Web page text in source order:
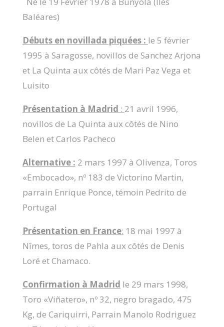
Baléares)
Débuts en novillada piquées : le 5 février
1995 à Saragosse, novillos de Sanchez Arjona
et La Quinta aux côtés de Mari Paz Vega et
Luisito
Présentation à Madrid : 21 avril 1996,
novillos de La Quinta aux côtés de Nino
Belen et Carlos Pacheco
Alternative : 2 mars 1997 à Olivenza, Toros
«Embocado», nº 183 de Victorino Martin,
parrain Enrique Ponce, témoin Pedrito de
Portugal
Présentation en France: 18 mai 1997 à
Nîmes, toros de Pahla aux côtés de Denis
Loré et Chamaco.
Confirmation à Madrid le 29 mars 1998,
Toro «Viñatero», nº 32, negro bragado, 475
Kg, de Cariquirri, Parrain Manolo Rodriguez